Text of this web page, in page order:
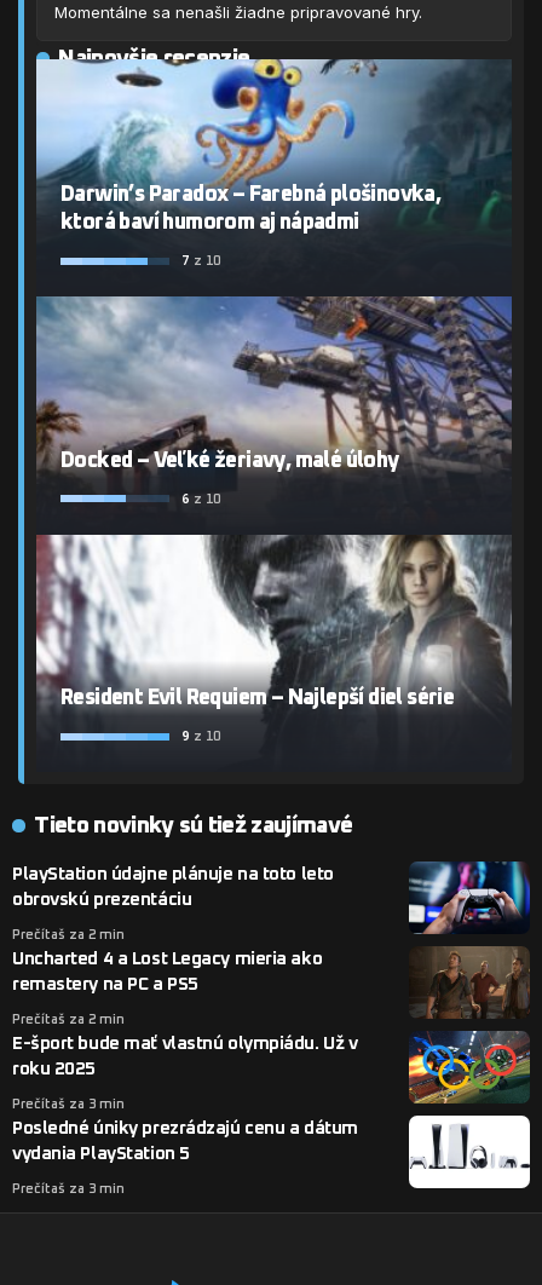
Momentálne sa nenašli žiadne pripravované hry.
Najnovšie recenzie
Darwin’s Paradox – Farebná plošinovka,
ktorá baví humorom aj nápadmi
7 z 10
Docked – Veľké žeriavy, malé úlohy
6 z 10
Resident Evil Requiem – Najlepší diel série
9 z 10
Tieto novinky sú tiež zaujímavé
PlayStation údajne plánuje na toto leto
obrovskú prezentáciu
Prečítaš za 2 min
Uncharted 4 a Lost Legacy mieria ako
remastery na PC a PS5
Prečítaš za 2 min
E-šport bude mať vlastnú olympiádu. Už v
roku 2025
Prečítaš za 3 min
Posledné úniky prezrádzajú cenu a dátum
vydania PlayStation 5
Prečítaš za 3 min